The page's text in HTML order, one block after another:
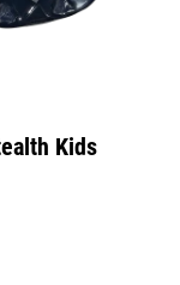
Kids